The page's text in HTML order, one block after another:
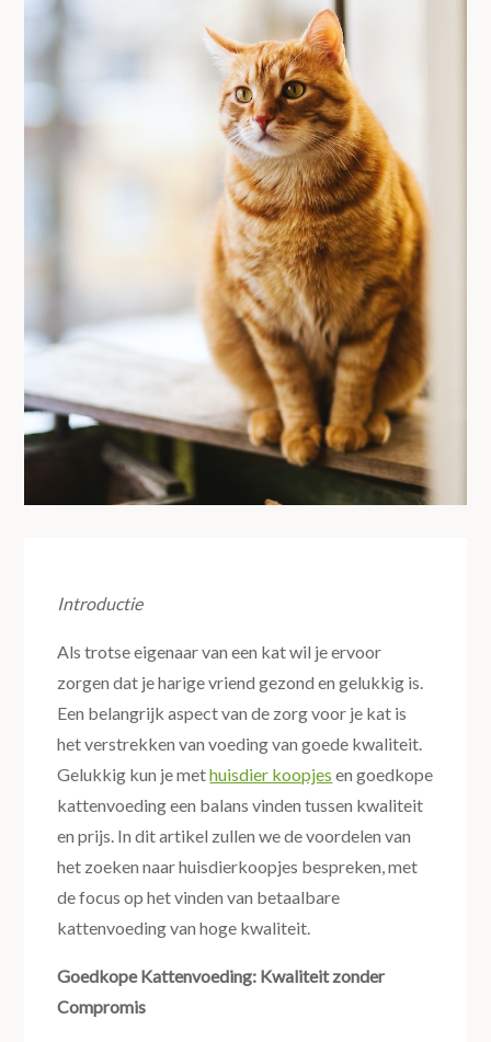
Introductie
Als trotse eigenaar van een kat wil je ervoor
zorgen dat je harige vriend gezond en gelukkig is.
Een belangrijk aspect van de zorg voor je kat is
het verstrekken van voeding van goede kwaliteit.
Gelukkig kun je methuisdier koopjes en goedkope
kattenvoeding een balans vinden tussen kwaliteit
en prijs. In dit artikel zullen we de voordelen van
het zoeken naar huisdierkoopjes bespreken, met
de focus op het vinden van betaalbare
kattenvoeding van hoge kwaliteit.
Goedkope Kattenvoeding: Kwaliteit zonder
Compromis